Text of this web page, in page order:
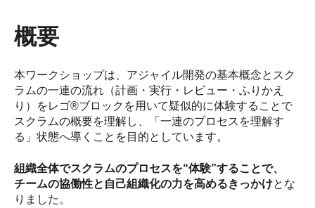
概要
本ワークショップは、アジャイル開発の基本概念とスク
ラムの一連の流れ（計画・実行・レビュー・ふりかえ
り）をレゴ®ブロックを用いて疑似的に体験することで
スクラムの概要を理解し、「一連のプロセスを理解す
る」状態へ導くことを目的としています。
組織全体でスクラムのプロセスを“体験”することで、
チームの協働性と自己組織化の力を高めるきっかけとな
りました。